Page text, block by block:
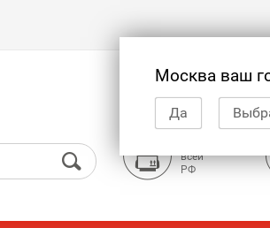
Москва ваш
Да
всей
РФ